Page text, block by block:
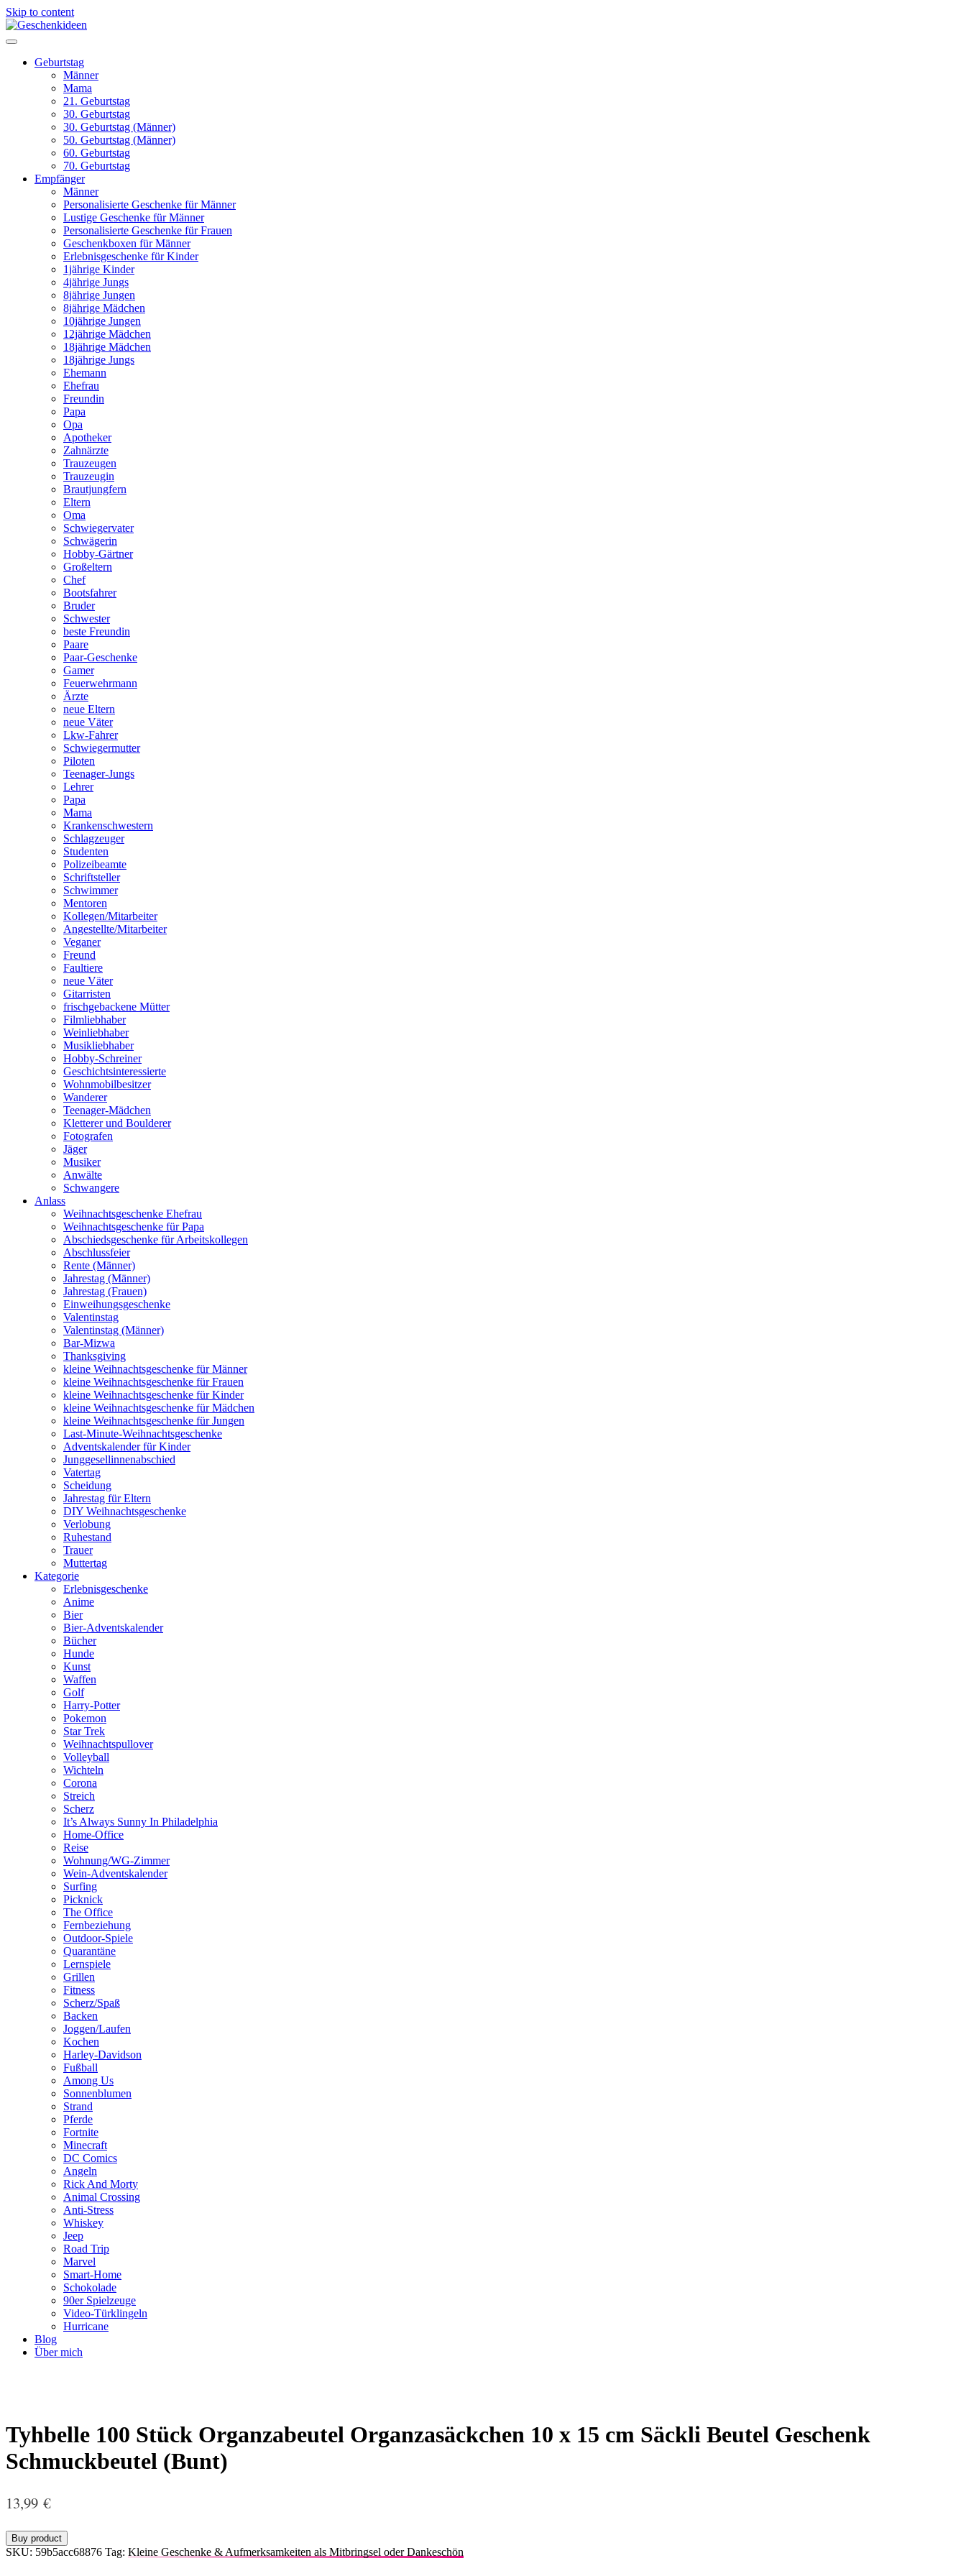
Skip to content
Geburtstag
Männer
Mama
21. Geburtstag
30. Geburtstag
30. Geburtstag (Männer)
50. Geburtstag (Männer)
60. Geburtstag
70. Geburtstag
Empfänger
Männer
Personalisierte Geschenke für Männer
Lustige Geschenke für Männer
Personalisierte Geschenke für Frauen
Geschenkboxen für Männer
Erlebnisgeschenke für Kinder
1jährige Kinder
4jährige Jungs
8jährige Jungen
8jährige Mädchen
10jährige Jungen
12jährige Mädchen
18jährige Mädchen
18jährige Jungs
Ehemann
Ehefrau
Freundin
Papa
Opa
Apotheker
Zahnärzte
Trauzeugen
Trauzeugin
Brautjungfern
Eltern
Oma
Schwiegervater
Schwägerin
Hobby-Gärtner
Großeltern
Chef
Bootsfahrer
Bruder
Schwester
beste Freundin
Paare
Paar-Geschenke
Gamer
Feuerwehrmann
Ärzte
neue Eltern
neue Väter
Lkw-Fahrer
Schwiegermutter
Piloten
Teenager-Jungs
Lehrer
Papa
Mama
Krankenschwestern
Schlagzeuger
Studenten
Polizeibeamte
Schriftsteller
Schwimmer
Mentoren
Kollegen/Mitarbeiter
Angestellte/Mitarbeiter
Veganer
Freund
Faultiere
neue Väter
Gitarristen
frischgebackene Mütter
Filmliebhaber
Weinliebhaber
Musikliebhaber
Hobby-Schreiner
Geschichtsinteressierte
Wohnmobilbesitzer
Wanderer
Teenager-Mädchen
Kletterer und Boulderer
Fotografen
Jäger
Musiker
Anwälte
Schwangere
Anlass
Weihnachtsgeschenke Ehefrau
Weihnachtsgeschenke für Papa
Abschiedsgeschenke für Arbeitskollegen
Abschlussfeier
Rente (Männer)
Jahrestag (Männer)
Jahrestag (Frauen)
Einweihungsgeschenke
Valentinstag
Valentinstag (Männer)
Bar-Mizwa
Thanksgiving
kleine Weihnachtsgeschenke für Männer
kleine Weihnachtsgeschenke für Frauen
kleine Weihnachtsgeschenke für Kinder
kleine Weihnachtsgeschenke für Mädchen
kleine Weihnachtsgeschenke für Jungen
Last-Minute-Weihnachtsgeschenke
Adventskalender für Kinder
Junggesellinnenabschied
Vatertag
Scheidung
Jahrestag für Eltern
DIY Weihnachtsgeschenke
Verlobung
Ruhestand
Trauer
Muttertag
Kategorie
Erlebnisgeschenke
Anime
Bier
Bier-Adventskalender
Bücher
Hunde
Kunst
Waffen
Golf
Harry-Potter
Pokemon
Star Trek
Weihnachtspullover
Volleyball
Wichteln
Corona
Streich
Scherz
It’s Always Sunny In Philadelphia
Home-Office
Reise
Wohnung/WG-Zimmer
Wein-Adventskalender
Surfing
Picknick
The Office
Fernbeziehung
Outdoor-Spiele
Quarantäne
Lernspiele
Grillen
Fitness
Scherz/Spaß
Backen
Joggen/Laufen
Kochen
Harley-Davidson
Fußball
Among Us
Sonnenblumen
Strand
Pferde
Fortnite
Minecraft
DC Comics
Angeln
Rick And Morty
Animal Crossing
Anti-Stress
Whiskey
Jeep
Road Trip
Marvel
Smart-Home
Schokolade
90er Spielzeuge
Video-Türklingeln
Hurricane
Blog
Über mich
Tyhbelle 100 Stück Organzabeutel Organzasäckchen 10 x 15 cm Säckli Beutel Geschenk
Schmuckbeutel (Bunt)
13,99 €
Buy product
SKU: 59b5acc68876 Tag: Kleine Geschenke & Aufmerksamkeiten als Mitbringsel oder Dankeschön